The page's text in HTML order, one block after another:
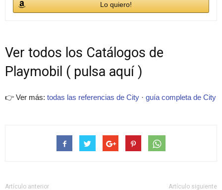
Lo quiero!
Ver todos los Catálogos de
Playmobil ( pulsa aquí )
👉 Ver más: todas las referencias de City · guía completa de City
Artículo anterior Artículo siguiente